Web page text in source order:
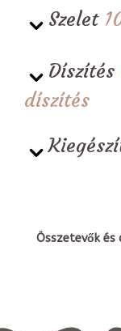
Szelet
Díszítés
díszítés
Összetevők és